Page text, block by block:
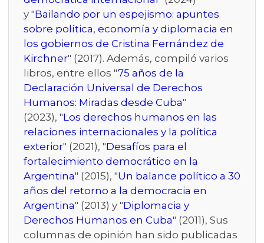
y "Bailando por un espejismo: apuntes
sobre política, economía y diplomacia en
los gobiernos de Cristina Fernández de
Kirchner" (2017). Además, compiló varios
libros, entre ellos "75 años de la
Declaración Universal de Derechos
Humanos: Miradas desde Cuba"
(2023), "Los derechos humanos en las
relaciones internacionales y la política
exterior" (2021), "Desafíos para el
fortalecimiento democrático en la
Argentina" (2015), "Un balance político a 30
años del retorno a la democracia en
Argentina" (2013) y "Diplomacia y
Derechos Humanos en Cuba" (2011), Sus
columnas de opinión han sido publicadas